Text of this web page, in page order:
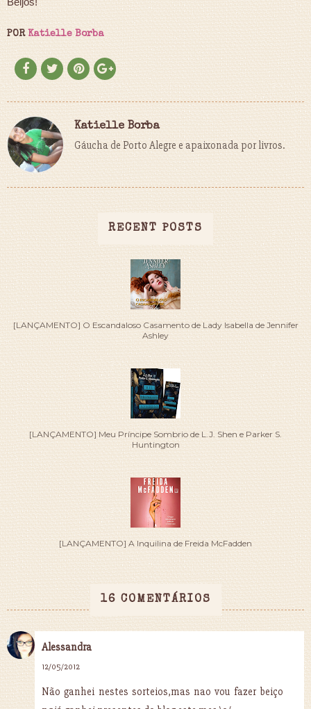
POR Katielle Borba
Katielle Borba
Gáucha de Porto Alegre e apaixonada por livros.
RECENT POSTS
[LANÇAMENTO] O Escandaloso Casamento de Lady Isabella de Jennifer
Ashley
[LANÇAMENTO] Meu Príncipe Sombrio de L.J. Shen e Parker S.
Huntington
[LANÇAMENTO] A Inquilina de Freida McFadden
16 COMENTÁRIOS
Alessandra
12/05/2012
Não ganhei nestes sorteios,mas nao vou fazer beiço